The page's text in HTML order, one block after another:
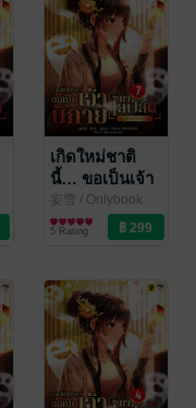
เกิดใหม่ชาติ
นี้… ขอเป็นเจ้า
นิกายมาไลฟ์สด
เล่ม 7
妄雪 / Onlybook
นิยายแฟนตาซี
5 Rating